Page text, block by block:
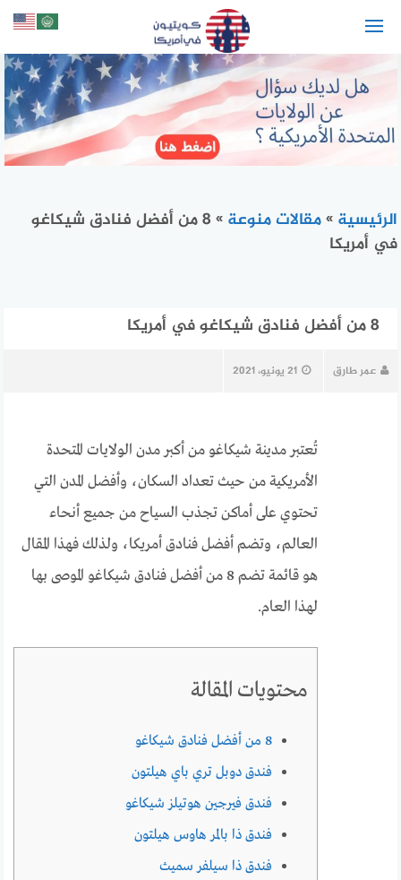
الرئيسية »مقالات منوعة »
8 من أفضل فنادق شيكاغو
في أمريكا
8 من أفضل فنادق شيكاغو في أمريكا
عمر طارق 21 يونيو، 2021
تُعتبر مدينة شيكاغو من أكبر مدن الولايات المتحدة
الأمريكية من حيث تعداد السكان، وأفضل المدن التي
تحتوي على أماكن تجذب السياح من جميع أنحاء
العالم، وتضم أفضل فنادق أمريكا، ولذلك فهذا المقال
هو قائمة تضم 8 من أفضل فنادق شيكاغو الموصى بها
لهذا العام.
محتويات المقالة
8 من أفضل فنادق شيكاغو
فندق دوبل تري باي هيلتون
فندق فيرجين هوتيلز شيكاغو
فندق ذا بالمر هاوس هيلتون
فندق ذا سيلفر سميث